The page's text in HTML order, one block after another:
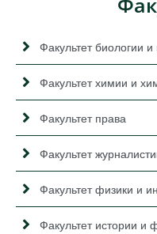
Факультет биологии и
Факультет химии и
Факультет права
Факультет
Факультет физики и
Факультет истории и